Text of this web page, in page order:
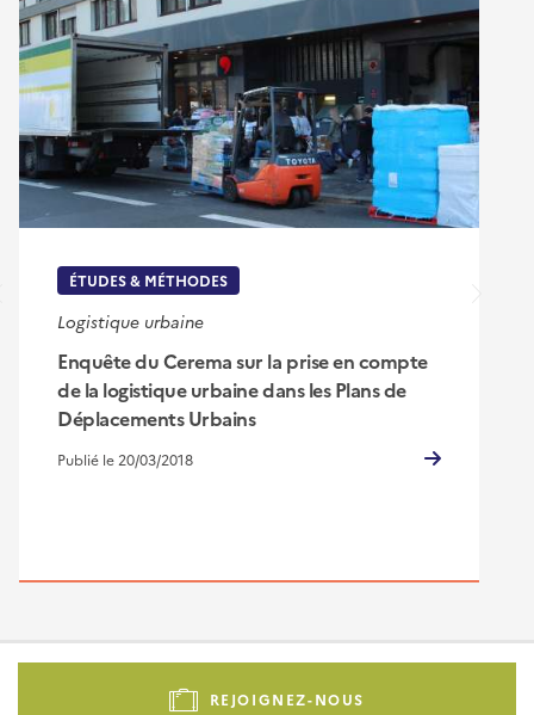
ÉTUDES & MÉTHODES
Logistique urbaine
Enquête du Cerema sur la prise en compte
de la logistique urbaine dans les Plans de
Déplacements Urbains
Publié le 20/03/2018
Pied
REJOIGNEZ-NOUS